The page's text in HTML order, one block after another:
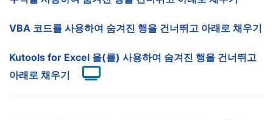
VBA 코드를 사용하여 숨겨진 행을 건너뛰고 아래로 채우기
Kutools for Excel 을(를) 사용하여 숨겨진 행을 건너뛰고
아래로 채우기